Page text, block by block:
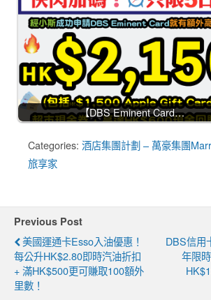
【DBS Eminent Card…
Categories: 酒店集團計劃 – 萬豪集團
旅享家
Previous Post
美國運通卡Esso入油優惠！
每公升HK$2.80即時汽油折扣
+ 滿HK$500更可賺取100額外
里數！
DBS信用
年限